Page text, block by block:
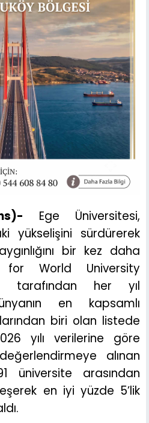
Ege Üniversitesi,
yükselişini sürdürerek
bir kez daha
for World University
tarafından her yıl
en kapsamlı
biri olan listede
yılı verilerine göre
alınan
üniversite arasından
en iyi yüzde 5’lik